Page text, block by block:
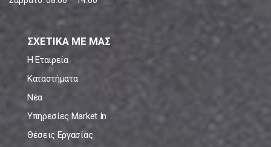
ΣΧΕΤΙΚΑ ΜΕ ΜΑΣ
Η Εταιρεία
Καταστήματα
Νέα
Υπηρεσίες Market In
Θέσεις Εργασίας